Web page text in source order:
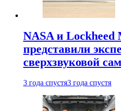
NASA и Lockheed
представили
сверхзвуковой
3 года спустя3 года спустя